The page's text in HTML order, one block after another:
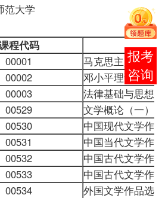
大学
程代码
00001
马克思主义哲学
00002
邓小平理论概论
00003
法律基础与思想
00529
文学概论（一）
00530
中国现代文学作
00531
中国当代文学作
00532
中国古代文学作
00533
中国古代文学作
00534
外国文学作品选
在线
客服